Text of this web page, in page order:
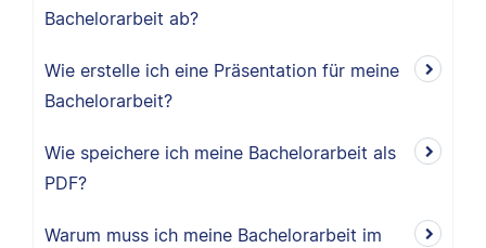
Bachelorarbeit ab?
Wie erstelle ich eine Präsentation für meine
Bachelorarbeit?
Wie speichere ich meine Bachelorarbeit als
PDF?
Warum muss ich meine Bachelorarbeit im